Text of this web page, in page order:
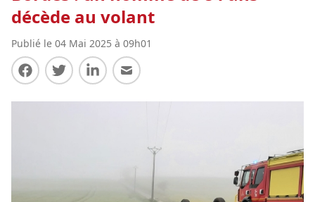
décède au volant
Publié le 04 Mai 2025 à 09h01
Partager sur Facebook
Partager sur Twitter
Partager sur LinkedIn
Partager par E-mail